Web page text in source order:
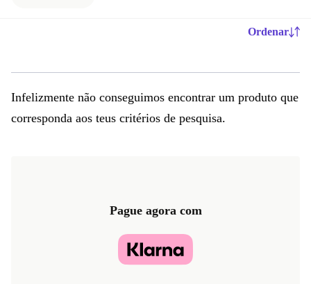
Ordenar
Infelizmente não conseguimos encontrar um produto que
corresponda aos teus critérios de pesquisa.
Pague agora com